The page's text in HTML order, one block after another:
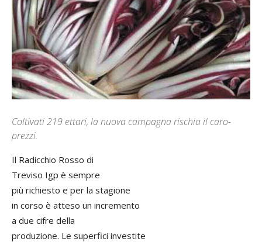
Coltivati 219 ettari, la nuova campagna rischia il caro-
prezzi.
Il Radicchio Rosso di
Treviso Igp è sempre
più richiesto e per la stagione
in corso è atteso un incremento
a due cifre della
produzione. Le superfici investite